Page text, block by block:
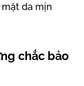
da mịn
chắc bảo